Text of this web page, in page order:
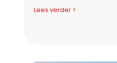
Lees verder >